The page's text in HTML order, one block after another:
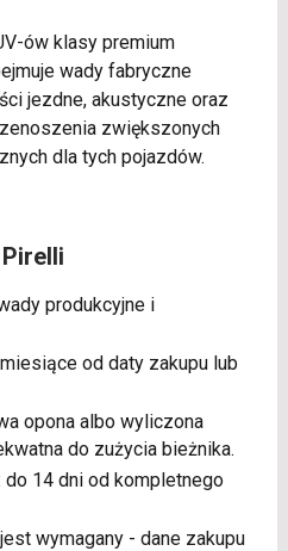
ów klasy premium
wady fabryczne
jezdne, akustyczne oraz
zwiększonych
dla tych pojazdów.
produkcyjne i
od daty zakupu lub
opona albo wyliczona
do zużycia bieżnika.
do 14 dni od kompletnego
wymagany - dane zakupu